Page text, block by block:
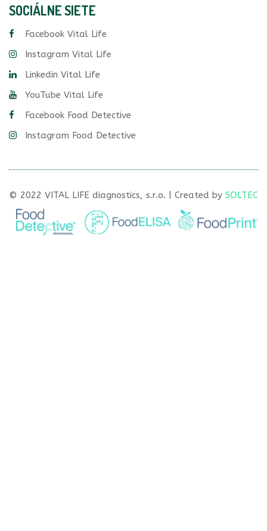
SOCIÁLNE SIETE
Facebook Vital Life
Instagram Vital Life
Linkedin Vital Life
YouTube Vital Life
Facebook Food Detective
Instagram Food Detective
© 2022 VITAL LIFE diagnostics, s.r.o. | Created by SOLTEC